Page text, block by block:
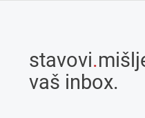
stavovi.
vaš inbox.